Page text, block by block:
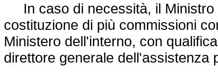
In caso di necessità, il Ministro
costituzione di più commissioni
Ministero dell'interno, con
direttore generale dell'assistenza